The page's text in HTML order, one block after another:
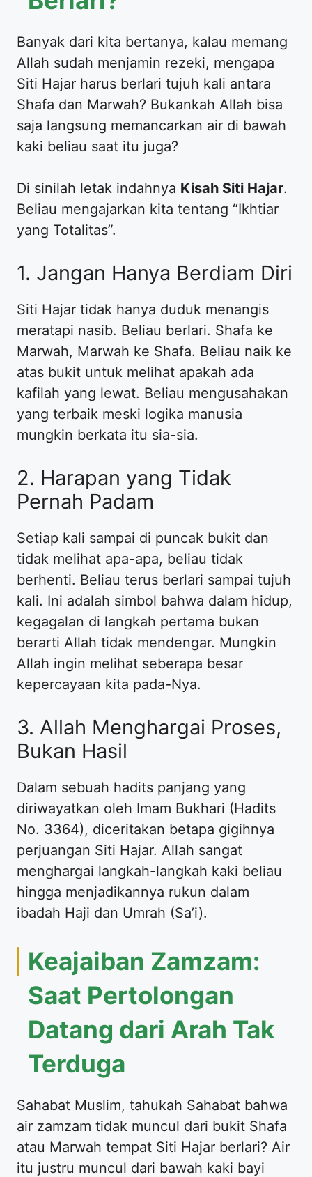
​Banyak dari kita bertanya, kalau memang
Allah sudah menjamin rezeki, mengapa
Siti Hajar harus berlari tujuh kali antara
Shafa dan Marwah? Bukankah Allah bisa
saja langsung memancarkan air di bawah
kaki beliau saat itu juga?
​Di sinilah letak indahnya Kisah Siti Hajar.
Beliau mengajarkan kita tentang “Ikhtiar
yang Totalitas”.
​1. Jangan Hanya Berdiam Diri
​Siti Hajar tidak hanya duduk menangis
meratapi nasib. Beliau berlari. Shafa ke
Marwah, Marwah ke Shafa. Beliau naik ke
atas bukit untuk melihat apakah ada
kafilah yang lewat. Beliau mengusahakan
yang terbaik meski logika manusia
mungkin berkata itu sia-sia.
​2. Harapan yang Tidak
Pernah Padam
​Setiap kali sampai di puncak bukit dan
tidak melihat apa-apa, beliau tidak
berhenti. Beliau terus berlari sampai tujuh
kali. Ini adalah simbol bahwa dalam hidup,
kegagalan di langkah pertama bukan
berarti Allah tidak mendengar. Mungkin
Allah ingin melihat seberapa besar
kepercayaan kita pada-Nya.
​3. Allah Menghargai Proses,
Bukan Hasil
​Dalam sebuah hadits panjang yang
diriwayatkan oleh Imam Bukhari (Hadits
No. 3364), diceritakan betapa gigihnya
perjuangan Siti Hajar. Allah sangat
menghargai langkah-langkah kaki beliau
hingga menjadikannya rukun dalam
ibadah Haji dan Umrah (Sa’i).
​Keajaiban Zamzam:
Saat Pertolongan
Datang dari Arah Tak
Terduga
​Sahabat Muslim, tahukah Sahabat bahwa
air zamzam tidak muncul dari bukit Shafa
atau Marwah tempat Siti Hajar berlari? Air
itu justru muncul dari bawah kaki bayi